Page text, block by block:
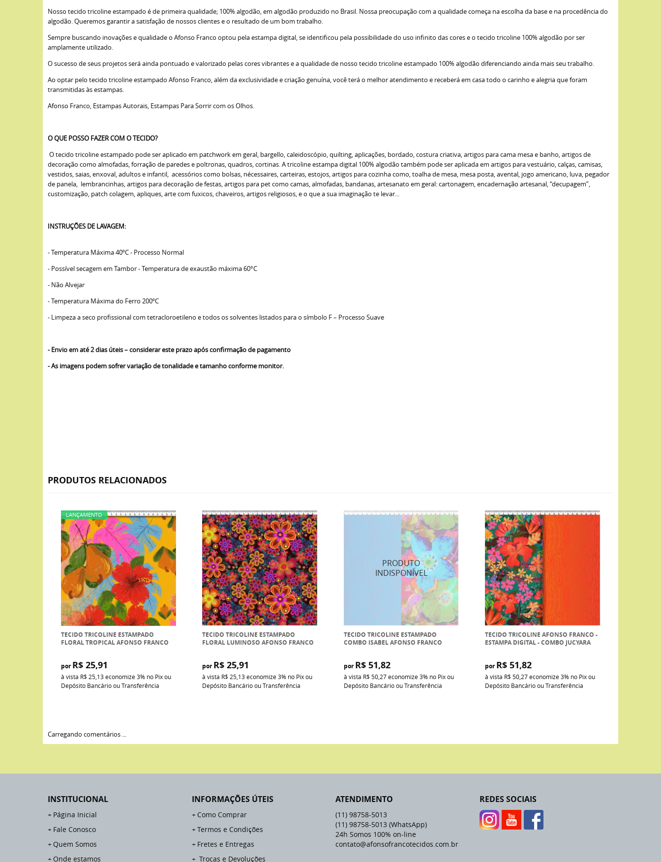
Nosso tecido tricoline estampado é de primeira qualidade; 100% algodão, em algodão produzido no Brasil. Nossa preocupação com a qualidade começa na escolha da base e na procedência do
algodão. Queremos garantir a satisfação de nossos clientes e o resultado de um bom trabalho.
Sempre buscando inovações e qualidade o Afonso Franco optou pela estampa digital, se identificou pela possibilidade do uso infinito das cores e o tecido tricoline 100% algodão por ser
amplamente utilizado.
O sucesso de seus projetos será ainda pontuado e valorizado pelas cores vibrantes e a qualidade de nosso tecido tricoline estampado 100% algodão diferenciando ainda mais seu trabalho.
Ao optar pelo tecido tricoline estampado Afonso Franco, além da exclusividade e criação genuína, você terá o melhor atendimento e receberá em casa todo o carinho e alegria que foram
transmitidas às estampas.
Afonso Franco, Estampas Autorais, Estampas Para Sorrir com os Olhos.
O QUE POSSO FAZER COM O TECIDO?
O tecido tricoline estampado pode ser aplicado em patchwork em geral, bargello, caleidoscópio, quilting, aplicações, bordado, costura criativa, artigos para cama mesa e banho, artigos de
decoração como almofadas, forração de paredes e poltronas, quadros, cortinas. A tricoline estampa digital 100% algodão também pode ser aplicada em artigos para vestuário, calças, camisas,
vestidos, saias, enxoval, adultos e infantil, acessórios como bolsas, nécessaires, carteiras, estojos, artigos para cozinha como, toalha de mesa, mesa posta, avental, jogo americano, luva, pegador
de panela, lembrancinhas, artigos para decoração de festas, artigos para pet como camas, almofadas, bandanas, artesanato em geral: cartonagem, encadernação artesanal, “decupagem”,
customização, patch colagem, apliques, arte com fuxicos, chaveiros, artigos religiosos, e o que a sua imaginação te levar...
INSTRUÇÕES DE LAVAGEM:
- Temperatura Máxima 40ºC - Processo Normal
- Possível secagem em Tambor - Temperatura de exaustão máxima 60°C
- Não Alvejar
- Temperatura Máxima do Ferro 200ºC
- Limpeza a seco profissional com tetracloroetileno e todos os solventes listados para o símbolo F – Processo Suave
- Envio em até 2 dias úteis – considerar este prazo após confirmação de pagamento
- As imagens podem sofrer variação de tonalidade e tamanho conforme monitor.
PRODUTOS RELACIONADOS
LANÇAMENTO
TECIDO TRICOLINE ESTAMPADO
FLORAL TROPICAL AFONSO FRANCO
por R$ 25,91
à vista R$ 25,13economize3% no Pix ou
Depósito Bancário ou Transferência
TECIDO TRICOLINE ESTAMPADO
FLORAL LUMINOSO AFONSO FRANCO
por R$ 25,91
à vista R$ 25,13economize3% no Pix ou
Depósito Bancário ou Transferência
TECIDO TRICOLINE ESTAMPADO
COMBO ISABEL AFONSO FRANCO
por R$ 51,82
à vista R$ 50,27economize3% no Pix ou
Depósito Bancário ou Transferência
TECIDO TRICOLINE AFONSO FRANCO -
ESTAMPA DIGITAL - COMBO JUCYARA
por R$ 51,82
à vista R$ 50,27economize3% no Pix ou
Depósito Bancário ou Transferência
Carregando comentários ...
INSTITUCIONAL
Página Inicial
Fale Conosco
Quem Somos
Onde estamos
INFORMAÇÕES ÚTEIS
Como Comprar
Termos e Condições
Fretes e Entregas
Trocas e Devoluções
ATENDIMENTO
(11) 98758-5013
(11) 98758-5013 (WhatsApp)
24h Somos 100% on-line
contato@afonsofrancotecidos.com.br
REDES SOCIAIS